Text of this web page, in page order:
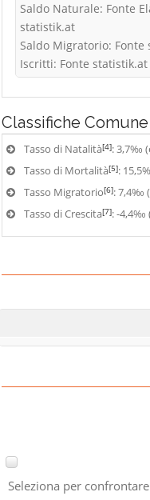
Saldo Naturale: Fonte
statistik.at
Saldo Migratorio: Fonte
Iscritti: Fonte statistik.at
Classifiche
Tasso di Natalità[4]: 3,7‰
Tasso di Mortalità[5]:
Tasso Migratorio[6]: 7,4‰
Tasso di Crescita[7]: -4,4‰
Seleziona per